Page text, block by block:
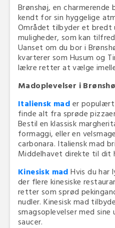
Brønshøj, en charmerende
kendt for sin hyggelige
Området tilbyder et bredt
muligheder, som kan
Uanset om du bor i
kvarterer som Husum og
lækre retter at vælge
Madoplevelser i
Italiensk mad er populært
finde alt fra sprøde
Bestil en klassisk
formaggi, eller en
carbonara. Italiensk mad
Middelhavet direkte til dit
Kinesisk mad Hvis du har
der flere kinesiske
retter som sprød
nudler. Kinesisk mad
smagsoplevelser med sine
saucer.